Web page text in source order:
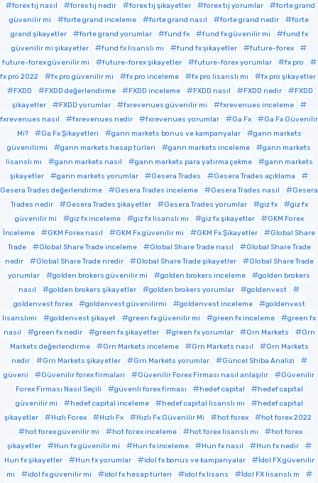
forex tıj nasıl
forex tıj nedir forex tıj şikayetler forex tıj yorumlar
forte grand
güvenilir mi
forte grand inceleme forte grand nasıl forte grand nedir
forte
grand şikayetler
forte grand yorumlar fund fx fund fx güvenilir mi
fund fx
güvenilir mi şikayetler
fund fx lisanslı mı fund fx şikayetler
future-forex
future-forex güvenilir mi
future-forex şikayetler future-forex yorumlar
fx pro
fx pro 2022
fx pro güvenilir mi fx pro inceleme fx pro lisanslı mı
fx pro şikayetler
FXDD
FXDD değerlendirme FXDD inceleme FXDD nasıl FXDD nedir
FXDD
şikayetler
FXDD yorumlar fxrevenues güvenilir mi
fxrevenues inceleme
fxrevenues nasıl
fxrevenues nedir fxrevenues yorumlar Ga Fx
Ga Fx Güvenilir
Mi?
Ga Fx Şikayetleri gann markets bonus ve kampanyalar
gann markets
güvenilirmi
gann markets hesap türleri gann markets inceleme
gann markets
lisanslı mı
gann markets nasıl gann markets para yatırma çekme
gann markets
şikayetler
gann markets yorumlar Gesera Trades
Gesera Trades açıklama
Gesera Trades değerlendirme
Gesera Trades inceleme Gesera Trades nasıl
Gesera
Trades nedir
Gesera Trades şikayetler Gesera Trades yorumlar giz fx
giz fx
güvenilir mi
giz fx inceleme giz fx lisanslı mı giz fx şikayetler
GKM Forex
İnceleme
GKM Forex nasıl GKM Fx güvenilir mi GKM Fx Şikayetler
Global Share
Trade
Global Share Trade inceleme Global Share Trade nasıl
Global Share Trade
nedir
Global Share Trade nredir Global Share Trade şikayetler
Global Share Trade
yorumlar
golden brokers güvenilir mi golden brokers inceleme
golden brokers
nasıl
golden brokers şikayetler golden brokers yorumlar
goldenvest
goldenvest forex
goldenvest güvenilirmi goldenvest inceleme
goldenvest
lisanslımı
goldenvest şikayet green fx güvenilir mi green fx inceleme
green fx
nasıl
green fx nedir green fx şikayetler green fx yorumlar Grn Markets
Grn
Markets değerlendirme
Grn Markets inceleme Grn Markets nasıl
Grn Markets
nedir
Grn Markets şikayetler Grn Markets yorumlar
Güncel Shiba Analizi
güveni
Güvenilir forex firmaları Güvenilir Forex Firması nasıl anlaşılır
Güvenilir
Forex Firması Nasıl Seçili
güvenli forex firması hedef capital
hedef capital
güvenilir mi
hedef capital inceleme hedef capital lisanslı mı
hedef capital
şikayetler
Hızlı Forex Hızlı Fx Hızlı Fx Güvenilir Mi hot forex
hot forex 2022
hot forex güvenilir mi
hot forex inceleme hot forex lisanslı mı
hot forex
şikayetler
Hun fx güvenilir mi Hun fx inceleme Hun fx nasıl
Hun fx nedir
Hun fx şikayetler
Hun fx yorumlar idol fx bonus ve kampanyalar
İdol FX güvenilir
mi
idol fx güvenilir mi idol fx hesap türleri idol fx lisans
İdol FX lisanslı m